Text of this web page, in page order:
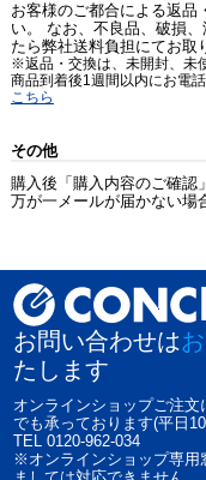
お客様のご都合による返品
い。 なお、不良品、破損
たら弊社送料負担にてお取
※返品・交換は、未開封、未
商品到着後1週間以内にお電
こちら
その他
購入後「購入内容のご確認
万が一メールが届かない場
お問い合わせは
たします
オンラインショップご注
でも承っております(平日
TEL 0120-962-034
※オンラインショップ専用